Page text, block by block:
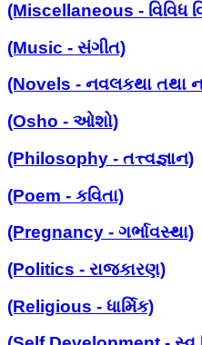
(Miscellaneous - વિવિધ
(Music - સંગીત)
(Novels - નવલકથા તથા
(Osho - ઓશો)
(Philosophy - તત્ત્વજ્ઞાન)
(Poem - કવિતા)
(Pregnancy - ગર્ભાવસ્થા)
(Politics - રાજકારણ)
(Religious - ધાર્મિક)